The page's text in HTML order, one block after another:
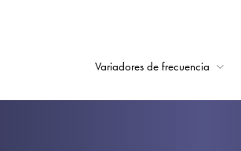
Variadores de frecuencia